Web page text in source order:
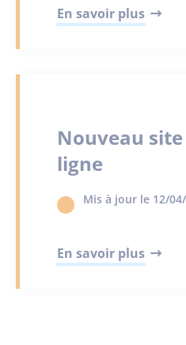
En savoir plus
Nouveau
ligne
Mis à jour le 12/
En savoir plus